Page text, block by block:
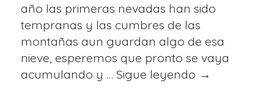
año las primeras nevadas han sido
tempranas y las cumbres de las
montañas aun guardan algo de esa
nieve, esperemos que pronto se vaya
acumulando y … Sigue leyendo →